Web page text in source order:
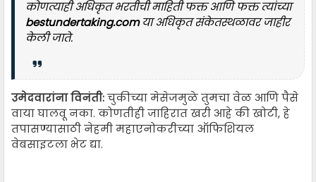
कोणत्याही अधिकृत भरतीची माहिती फक्त आणि फक्त त्यांच्या
bestundertaking.comया अधिकृत संकेतस्थळावर जाहीर
केली जाते.
उमेदवारांना विनंती:चुकीच्या मेसेजमुळे तुमचा वेळ आणि पैसे
वाया घालवू नका. कोणतीही जाहिरात खरी आहे की खोटी, हे
तपासण्यासाठी नेहमी महाएनोकरीच्या ऑफिशियल
वेबसाइटला भेट द्या.